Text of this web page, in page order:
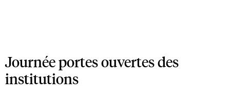
Journée portes ouvertes des
institutions